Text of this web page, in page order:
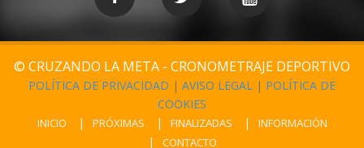
© CRUZANDO LA META - CRONOMETRAJE DEPORTIVO
POLÍTICA DE PRIVACIDAD | AVISO LEGAL | POLÍTICA DE
COOKIES
INICIO PRÓXIMAS FINALIZADAS
INFORMACIÓN
CONTACTO